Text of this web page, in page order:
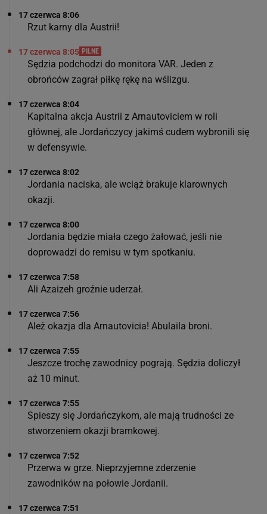
17 czerwca 8:06
Rzut karny dla Austrii!
17 czerwca 8:05 PILNE
Sędzia podchodzi do monitora VAR. Jeden z
obrońców zagrał piłkę rękę na wślizgu.
17 czerwca 8:04
Kapitalna akcja Austrii z Arnautoviciem w roli
głównej, ale Jordańczycy jakimś cudem wybronili się
w defensywie.
17 czerwca 8:02
Jordania naciska, ale wciąż brakuje klarownych
okazji.
17 czerwca 8:00
Jordania będzie miała czego żałować, jeśli nie
doprowadzi do remisu w tym spotkaniu.
17 czerwca 7:58
Ali Azaizeh groźnie uderzał.
17 czerwca 7:56
Ależ okazja dla Arnautovicia! Abulaila broni.
17 czerwca 7:55
Jeszcze trochę zawodnicy pograją. Sędzia doliczył
aż 10 minut.
17 czerwca 7:55
Spieszy się Jordańczykom, ale mają trudności ze
stworzeniem okazji bramkowej.
17 czerwca 7:52
Przerwa w grze. Nieprzyjemne zderzenie
zawodników na połowie Jordanii.
17 czerwca 7:51